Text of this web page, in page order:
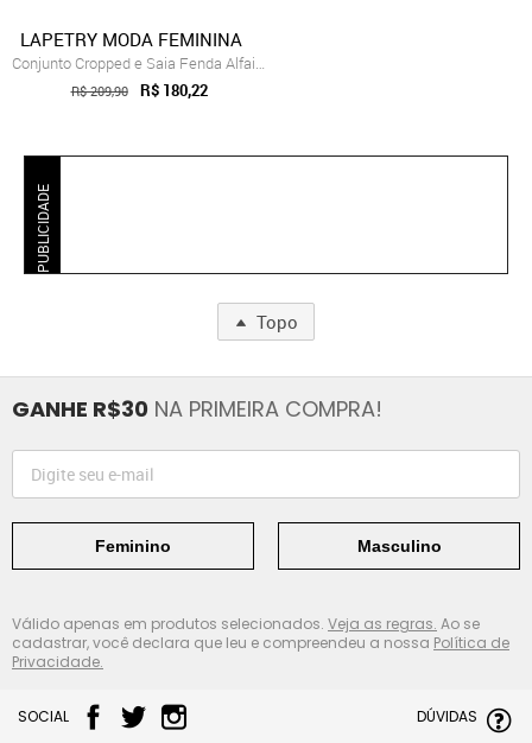
LAPETRY MODA FEMININA
Conjunto Cropped e Saia Fenda Alfaiatari...
R$ 209,90 R$ 180,22
PUBLICIDADE
Topo
GANHE R$30 NA PRIMEIRA COMPRA!
Feminino Masculino
Válido apenas em produtos selecionados. Veja as regras. Ao se
cadastrar, você declara que leu e compreendeu a nossa Política de
Privacidade.
SOCIAL DÚVIDAS